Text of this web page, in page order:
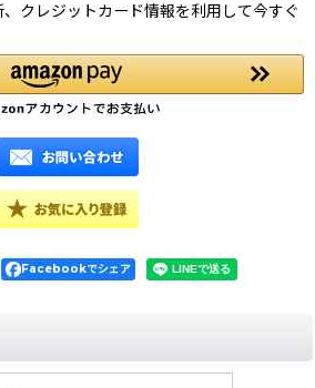
クレジットカード情報を利用して今すぐ
Facebookでシェア